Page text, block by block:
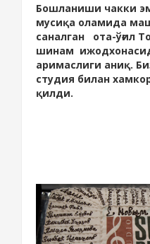
Бошланиши чакки
мусиқа оламида
саналган ота-ўғил
шинам
аримаслиги аниқ.
студия билан
қилди.